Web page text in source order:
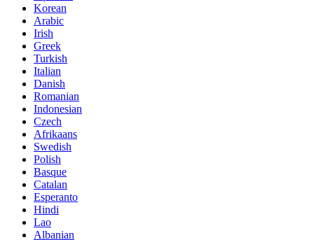
Korean
Arabic
Irish
Greek
Turkish
Italian
Danish
Romanian
Indonesian
Czech
Afrikaans
Swedish
Polish
Basque
Catalan
Esperanto
Hindi
Lao
Albanian